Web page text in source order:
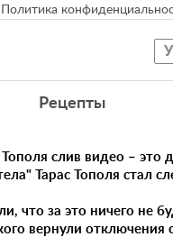
Политика
Рецепты
Тополя слив видео – это
Тарас Тополя стал
что за это ничего не
вернули отключения